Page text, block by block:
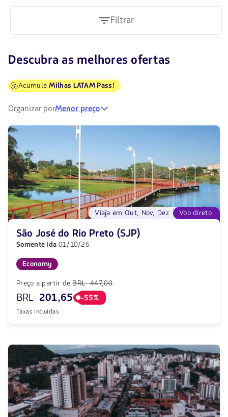
Filtrar
Descubra as melhores ofertas
AcumuleMilhas LATAM Pass!
Organizar porMenor preço
Voo direto
Viaja em Out, Nov, Dez
São José do Rio Preto (SJP)
Somente ida 01/10/26
Economy
Preço a partir de BRL 447,00
BRL 201,65 -55%
Taxas incluídas